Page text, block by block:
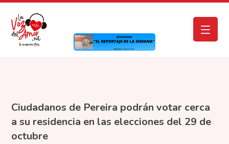
Ciudadanos de Pereira podrán votar cerca
a su residencia en las elecciones del 29 de
octubre